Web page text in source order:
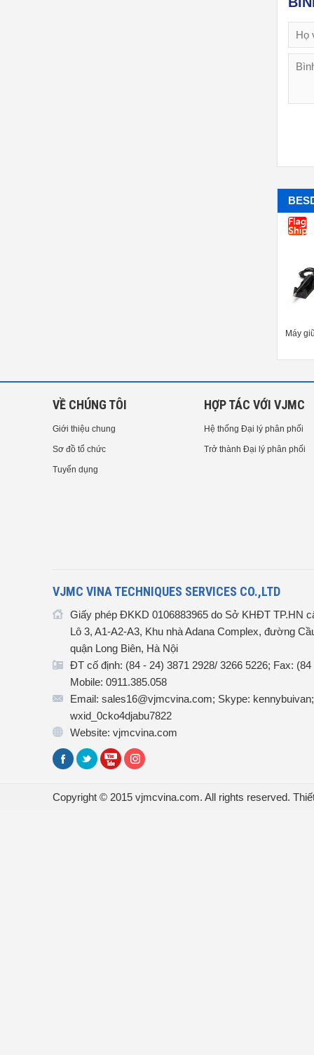
Máy
VỀ CHÚNG TÔI
Giới thiệu chung
Sơ đồ tổ chức
Tuyển dụng
HỢP TÁC VỚI VJMC
Hệ thống Đại lý phân phối
Trở thành Đại lý phân phối
VJMC VINA TECHNIQUES SERVICES CO.,LTD
Giấy phép ĐKKD 0106883965 do Sở KHĐT TP.HN
Lô 3, A1-A2-A3, Khu nhà Adana Complex, đường
quận Long Biên, Hà Nội
ĐT cố định: (84 - 24) 3871 2928/ 3266 5226; Fax:
Mobile: 0911.385.058
Email: sales16@vjmcvina.com; Skype:
wxid_0cko4djabu7822
Website: vjmcvina.com
Copyright © 2015 vjmcvina.com. All rights reserved.